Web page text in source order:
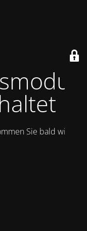
Sie bald wieder.